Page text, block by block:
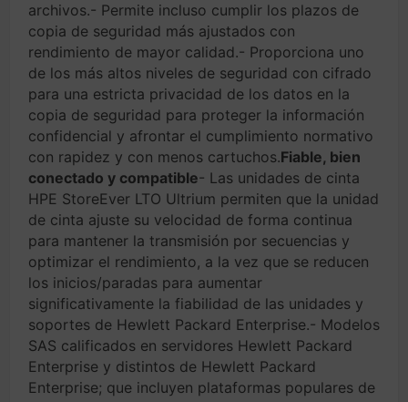
archivos.- Permite incluso cumplir los plazos de
copia de seguridad más ajustados con
rendimiento de mayor calidad.- Proporciona uno
de los más altos niveles de seguridad con cifrado
para una estricta privacidad de los datos en la
copia de seguridad para proteger la información
confidencial y afrontar el cumplimiento normativo
con rapidez y con menos cartuchos.Fiable, bien
conectado y compatible- Las unidades de cinta
HPE StoreEver LTO Ultrium permiten que la unidad
de cinta ajuste su velocidad de forma continua
para mantener la transmisión por secuencias y
optimizar el rendimiento, a la vez que se reducen
los inicios/paradas para aumentar
significativamente la fiabilidad de las unidades y
soportes de Hewlett Packard Enterprise.- Modelos
SAS calificados en servidores Hewlett Packard
Enterprise y distintos de Hewlett Packard
Enterprise; que incluyen plataformas populares de